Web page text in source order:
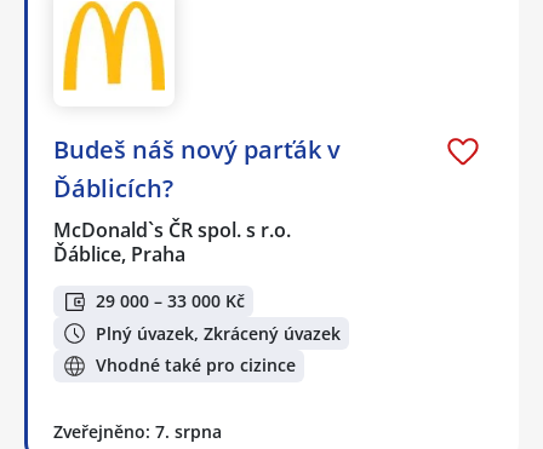
Budeš náš nový parťák v
Ďáblicích?
McDonald`s ČR spol. s r.o.
Ďáblice, Praha
29 000 – 33 000 Kč
Plný úvazek, Zkrácený úvazek
Vhodné také pro cizince
Zveřejněno: 7. srpna